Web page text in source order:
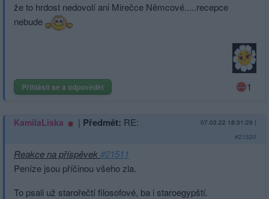
že to hrdost nedovolí ani Mirečce Němcové.....recepce
nebude
Přihlásit se a odpovědět 1
KamilaLiska | Předmět: RE: 07.03.22 18:31:29 |
#21520
Reakce na příspěvek#21511
Peníze jsou příčinou všeho zla.
To psali už starořečtí filosofové, ba i staroegypští.